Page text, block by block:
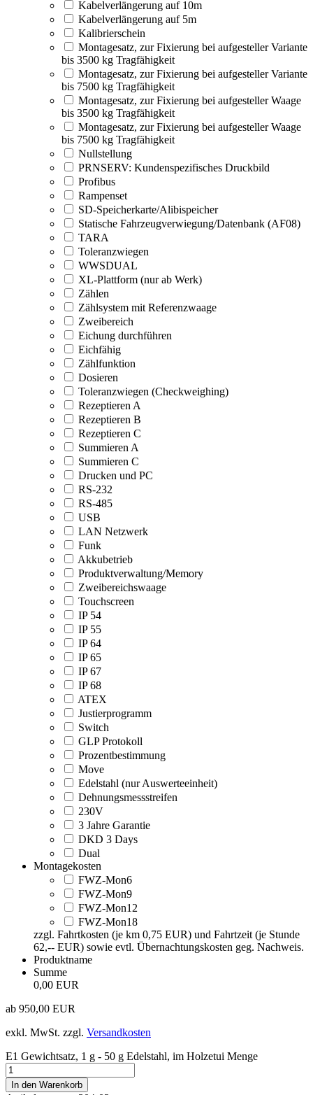
Kabelverlängerung auf 10m
Kabelverlängerung auf 5m
Kalibrierschein
Montagesatz, zur Fixierung bei aufgesteller Variante
bis 3500 kg Tragfähigkeit
Montagesatz, zur Fixierung bei aufgesteller Variante
bis 7500 kg Tragfähigkeit
Montagesatz, zur Fixierung bei aufgesteller Waage
bis 3500 kg Tragfähigkeit
Montagesatz, zur Fixierung bei aufgesteller Waage
bis 7500 kg Tragfähigkeit
Nullstellung
PRNSERV: Kundenspezifisches Druckbild
Profibus
Rampenset
SD-Speicherkarte/Alibispeicher
Statische Fahrzeugverwiegung/Datenbank (AF08)
TARA
Toleranzwiegen
WWSDUAL
XL-Plattform (nur ab Werk)
Zählen
Zählsystem mit Referenzwaage
Zweibereich
Eichung durchführen
Eichfähig
Zählfunktion
Dosieren
Toleranzwiegen (Checkweighing)
Rezeptieren A
Rezeptieren B
Rezeptieren C
Summieren A
Summieren C
Drucken und PC
RS-232
RS-485
USB
LAN Netzwerk
Funk
Akkubetrieb
Produktverwaltung/Memory
Zweibereichswaage
Touchscreen
IP 54
IP 55
IP 64
IP 65
IP 67
IP 68
ATEX
Justierprogramm
Switch
GLP Protokoll
Prozentbestimmung
Move
Edelstahl (nur Auswerteeinheit)
Dehnungsmessstreifen
230V
3 Jahre Garantie
DKD 3 Days
Dual
Montagekosten
FWZ-Mon6
FWZ-Mon9
FWZ-Mon12
FWZ-Mon18
zzgl. Fahrtkosten (je km 0,75 EUR) und Fahrtzeit (je Stunde
62,-- EUR) sowie evtl. Übernachtungskosten geg. Nachweis.
Produktname
Summe
0,00 EUR
ab 950,00 EUR
exkl. MwSt. zzgl. Versandkosten
E1 Gewichtsatz, 1 g - 50 g Edelstahl, im Holzetui Menge
In den Warenkorb